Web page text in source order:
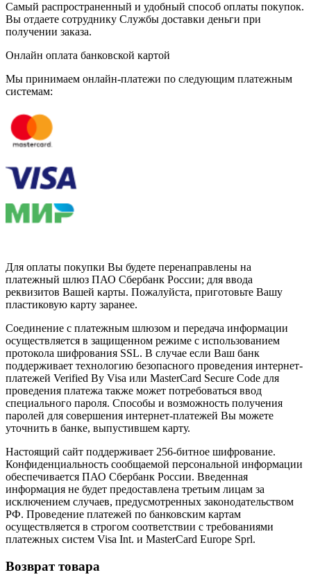
Самый распространенный и удобный способ оплаты покупок.
Вы отдаете сотруднику Службы доставки деньги при
получении заказа.
Онлайн оплата банковской картой
Мы принимаем онлайн-платежи по cледующим платежным
системам:
Для оплаты покупки Вы будете перенаправлены на
платежный шлюз ПАО Сбербанк России; для ввода
реквизитов Вашей карты. Пожалуйста, приготовьте Вашу
пластиковую карту заранее.
Соединение с платежным шлюзом и передача информации
осуществляется в защищенном режиме с использованием
протокола шифрования SSL. В случае если Ваш банк
поддерживает технологию безопасного проведения интернет-
платежей Verified By Visa или MasterCard Secure Code для
проведения платежа также может потребоваться ввод
специального пароля. Способы и возможность получения
паролей для совершения интернет-платежей Вы можете
уточнить в банке, выпустившем карту.
Настоящий сайт поддерживает 256-битное шифрование.
Конфиденциальность сообщаемой персональной информации
обеспечивается ПАО Сбербанк России. Введенная
информация не будет предоставлена третьим лицам за
исключением случаев, предусмотренных законодательством
РФ. Проведение платежей по банковским картам
осуществляется в строгом соответствии с требованиями
платежных систем Visa Int. и MasterCard Europe Sprl.
Возврат товара